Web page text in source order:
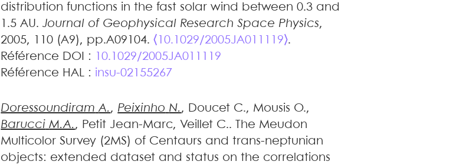
distribution functions in the fast solar wind between 0.3 and
1.5 AU.Journal of Geophysical Research Space Physics,
2005, 110 (A9), pp.A09104.⟨10.1029/2005JA011119⟩.
Référence DOI :
10.1029/2005JA011119
Référence HAL : insu-02155267
Doressoundiram A., Peixinho N., Doucet C., Mousis O.,
Barucci M.A., Petit Jean-Marc, Veillet C..
The Meudon
Multicolor Survey (2MS) of Centaurs and trans-neptunian
objects: extended dataset and status on the correlations